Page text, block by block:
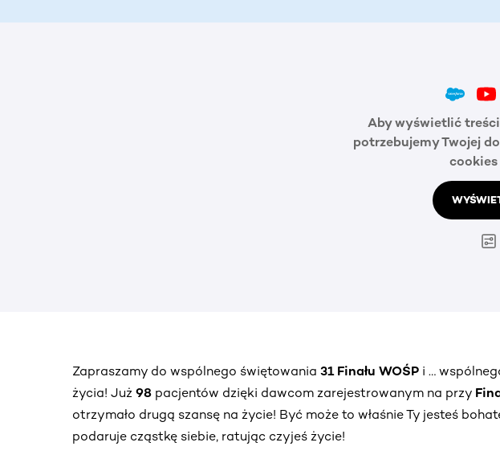
Aby wyświetlić
potrzebujemy Twojej
Zapraszamy do wspólnego świętowania 31 Finału WOŚP i …
życia! Już 98 pacjentów dzięki dawcom zarejestrowanym na przy
otrzymało drugą szansę na życie! Być może to właśnie Ty jesteś
podaruje cząstkę siebie, ratując czyjeś życie!